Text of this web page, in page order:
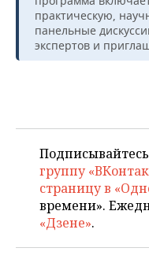
практическую,
панельные
экспертов и
группу
страницу в
времени».
«Дзене».